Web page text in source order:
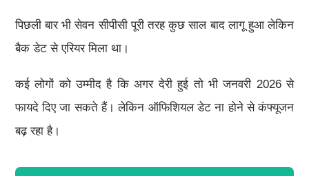
पिछली बार भी सेवन सीपीसी पूरी तरह कुछ साल बाद लागू हुआ लेकिन
बैक डेट से एरियर मिला था।
कई लोगों को उम्मीद है कि अगर देरी हुई तो भी जनवरी 2026 से
फायदे दिए जा सकते हैं। लेकिन ऑफिशियल डेट ना होने से कंफ्यूजन
बढ़ रहा है।